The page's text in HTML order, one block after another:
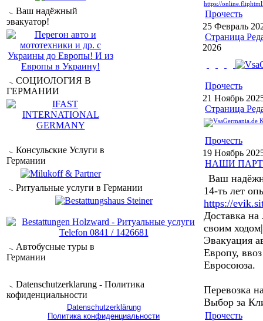
Ваш надёжный
эвакуатор!
СОЦИОЛОГИЯ В
ГЕРМАНИИ
Консульские Услуги в
Германии
Ритуальные услуги в Германии
Автобусные туры в
Германии
Datenschutzerklarung - Политика
кофиденциальности
Datenschutzerklärung
Политика конфиденциальности
https://
Прочесть
25 Февраль
Страница
2026
Прочесть
21 Ноябрь
Страница
Прочесть
19 Ноябрь
НАШИ
Ваш
14-ть лет
https://
Доставка
своим ходом|
Эвакуация
Европу,
Евросоюза.
Перевозка
Выбор за
Прочесть